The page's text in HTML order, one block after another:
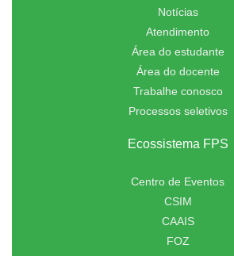
Notícias
Atendimento
Área do estudante
Área do docente
Trabalhe conosco
Processos seletivos
Ecossistema FPS
Centro de Eventos
CSIM
CAAIS
FOZ